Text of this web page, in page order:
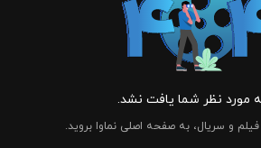
مورد نظر شما یافت نشد.
فیلم و سریال، به صفحه اصلی نماوا بروید.